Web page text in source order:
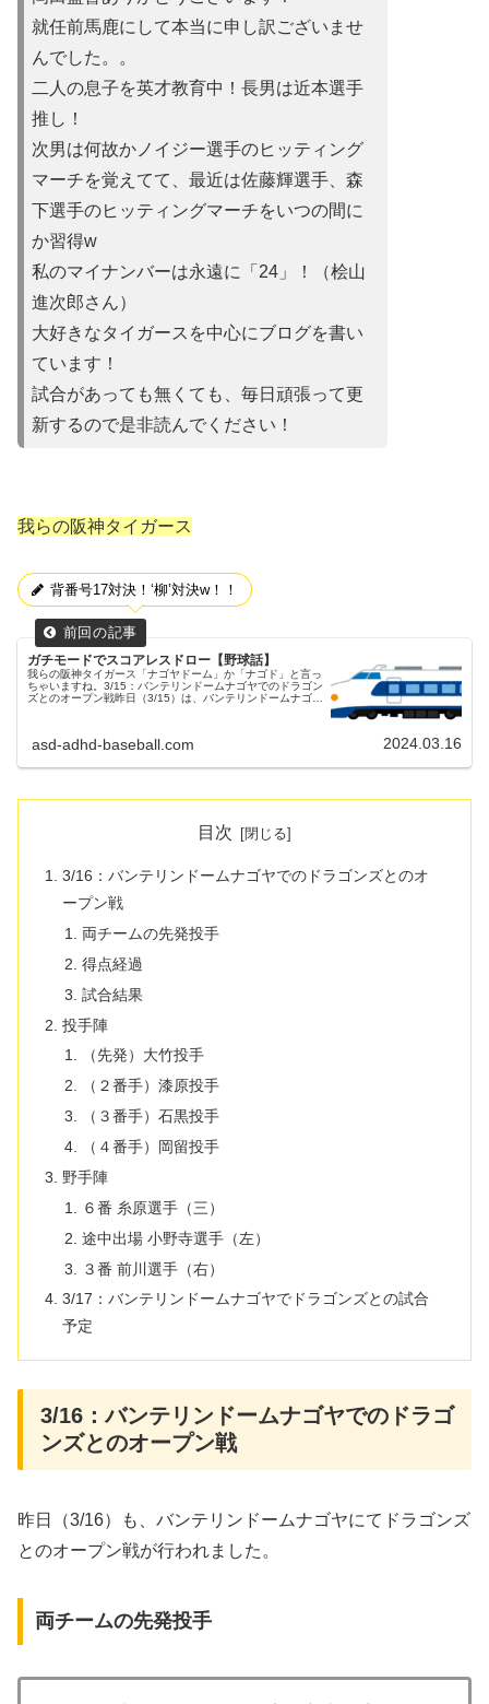
就任前馬鹿にして本当に申し訳ございませ
んでした。。
二人の息子を英才教育中！長男は近本選手
推し！
次男は何故かノイ ジー選手のヒッティング
マーチを覚えてて、最近は佐藤輝選手、森
下選手のヒッティングマーチをいつの間に
か習得w
私のマイナンバーは永遠に「24」！（桧山
進次郎さん）
大好きなタイガースを中心にブログを書い
ています！
試合があって も無くても、毎日頑張って更
新するので是非読んでください！
我らの阪神タイガース
背番号17対決！‘柳’対決w！！
ガチモードでスコアレスドロー【野球話】
我らの阪神タイガース「ナゴヤドーム」か「ナゴド」と言っ
ちゃいますね。3/15：バンテリンドームナゴヤでのドラゴン
ズとのオープン戦昨日（3/15）は、バンテリンドームナゴヤ
asd-adhd-baseball.com 2024.03.16
目次
3/16：バンテリンドームナゴヤでのドラゴンズとのオ
ープン戦
両チームの先発投手
得点経過
試合結果
投手陣
（先発）大竹投手
（２番手）漆原投手
（３番手）石黒投手
（４番手）岡留投手
野手陣
６番 糸原選手（三）
途中出場 小野寺選手（左）
３番 前川選手（右）
3/17：バンテリンドームナゴヤでドラゴンズとの試合
予定
3/16：バンテリンドームナゴヤでのドラゴ
ンズとのオープン戦
昨日（3/16）も、バンテリンドームナゴヤにてドラゴンズ
とのオープン戦が行われました。
両チームの先発投手